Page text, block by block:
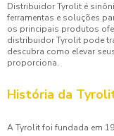
Distribuidor Tyrolit é
ferramentas e soluções
os principais produtos
distribuidor Tyrolit pode
descubra como elevar
proporciona.
História da
A Tyrolit foi fundada em